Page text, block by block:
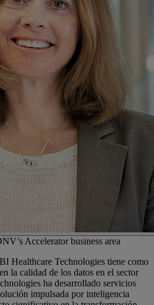
Accelerator business area
Healthcare Technologies tiene como
la calidad de los datos en el sector
ha desarrollado servicios
impulsada por inteligencia